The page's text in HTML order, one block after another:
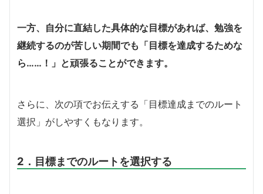
一方、自分に直結した具体的な目標があれば、勉強を
継続するのが苦しい期間でも「目標を達成するためな
ら……！」と頑張ることができます。
さらに、次の項でお伝えする「目標達成までのルート
選択」がしやすくもなります。
2．目標までのルートを選択する